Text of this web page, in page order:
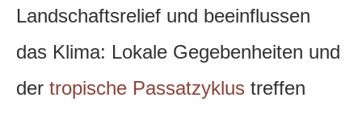
Landschaftsrelief und beeinflussen
das Klima: Lokale Gegebenheiten und
der tropische Passatzyklus treffen